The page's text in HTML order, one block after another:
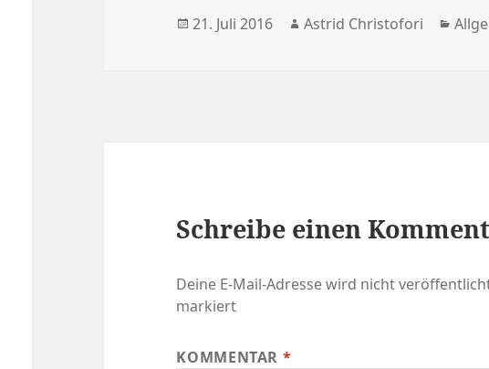
Veröffentlicht
21. Juli 2016 Autor
Astrid Christofori
Schreibe einen
Deine E-Mail-Adresse wird nicht
markiert
KOMMENTAR *